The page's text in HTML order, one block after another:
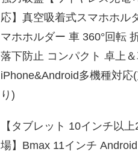
応】真空吸着式スマホホル
マホホルダー 車 360°回転
落下防止 コンパクト 卓上
iPhone&Android多機種対応
り)
【タブレット 10インチ以
場】Bmax 11インチ